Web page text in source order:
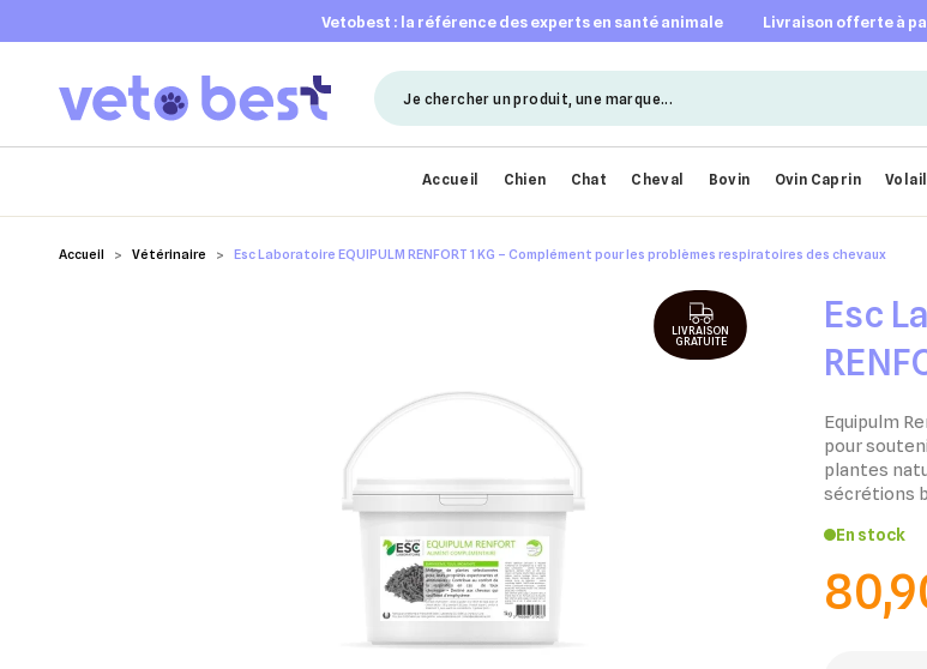
vetobest : la référence des experts en santé animale livraison offerte à
Accueil Chien Chat Cheval Bovin Ovin Caprin
Accueil Vétérinaire Esc Laboratoire EQUIPULM RENFORT 1 KG – Complément pour les problèmes respiratoires des chevaux
Esc
les
Equipulm
pour
plantes
sécrétions
En stock
LIVRAISON
GRATUITE